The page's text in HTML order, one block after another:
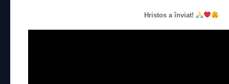
Hristos a înviat!